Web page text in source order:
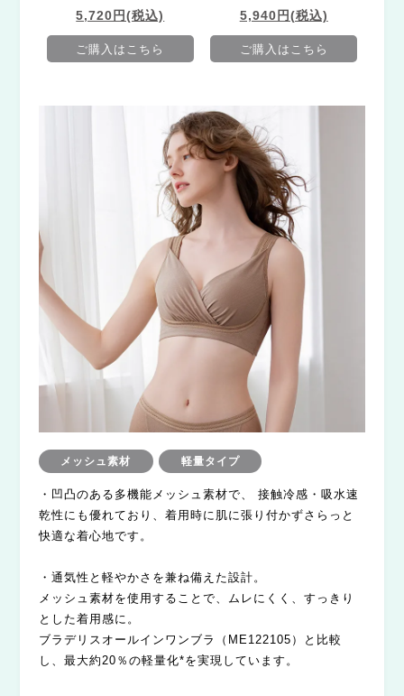
5,720円(税込)
ご購入はこちら
5,940円(税込)
ご購入はこちら
メッシュ素材 軽量タイプ
・凹凸のある多機能メッシュ素材で、 接触冷感・吸水速
乾性にも優れており、着用時に肌に張り付かずさらっと
快適な着心地です。
・通気性と軽やかさを兼ね備えた設計。
メッシュ素材を使用することで、ムレにくく、すっきり
とした着用感に。
ブラデリスオールインワンブラ（ME122105）と比較
し、最大約20％の軽量化*を実現しています。